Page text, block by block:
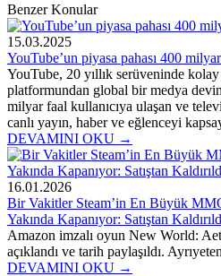
Benzer Konular
15.03.2025
YouTube’un piyasa pahası 400 milyar
YouTube, 20 yıllık serüveninde
platformundan global bir medya
milyar faal kullanıcıya ulaşan ve
canlı yayın, haber ve eğlenceyi
DEVAMINI OKU →
16.01.2026
Bir Vakitler Steam’in En Büyük
Yakında Kapanıyor: Satıştan
Amazon imzalı oyun New World:
açıklandı ve tarih paylaşıldı.
DEVAMINI OKU →